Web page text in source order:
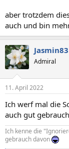
aber trotzdem
auch und bin
Jasmin83
Admiral
11. April 2022
Ich werf mal die
auch gut
Ich kenne die
gebrauch davon